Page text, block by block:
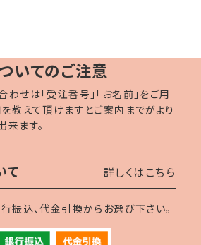
いてのご注意
せは「受注番号」「お名前」をご用
教えて頂けますとご案内までがより
ます。
て 詳しくはこちら
振込、代金引換からお選び下さい。